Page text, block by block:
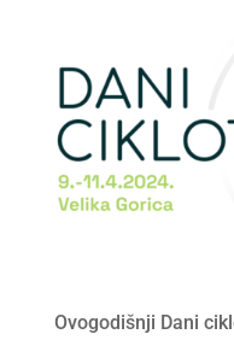
Ovogodišnji Dani